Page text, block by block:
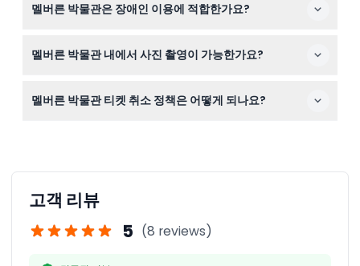
음식물 및 음료 반입은 금지되어 있으며, 방문 중 소지품은
멜버른 박물관은 장애인 이용에 적합한가요?
인 주차 공간이 마련되어 있습니다. 보조가 필요한 방문객
멜버른 박물관 내에서 사진 촬영이 가능한가요?
가능합니다. 모두가 쾌적한 관람을 할 수 있도록 박물관 직
멜버른 박물관 티켓 취소 정책은 어떻게 되나요?
고객 리뷰
5 (8 reviews)